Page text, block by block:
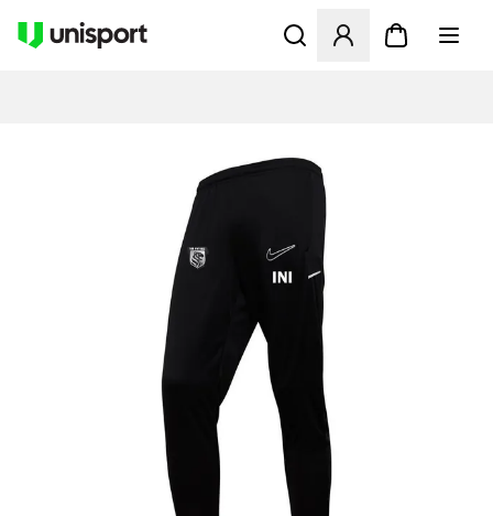
Åbner en Modal til at